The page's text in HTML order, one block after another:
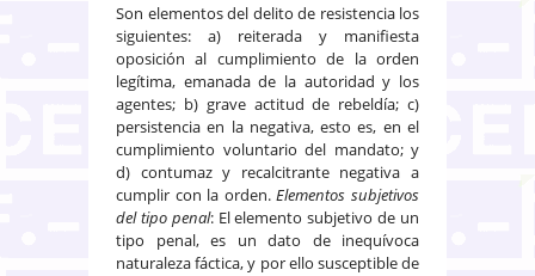
Son elementos del delito de resistencia los
siguientes: a) reiterada y manifiesta
oposición al cumplimiento de la orden
legítima, emanada de la autoridad y los
agentes; b) grave actitud de rebeldía; c)
persistencia en la negativa, esto es, en el
cumplimiento voluntario del mandato; y
d) contumaz y recalcitrante negativa a
cumplir con la orden.Elementos subjetivos
del tipo penal: El elemento subjetivo de un
tipo penal, es un dato de inequívoca
naturaleza fáctica, y por ello susceptible de